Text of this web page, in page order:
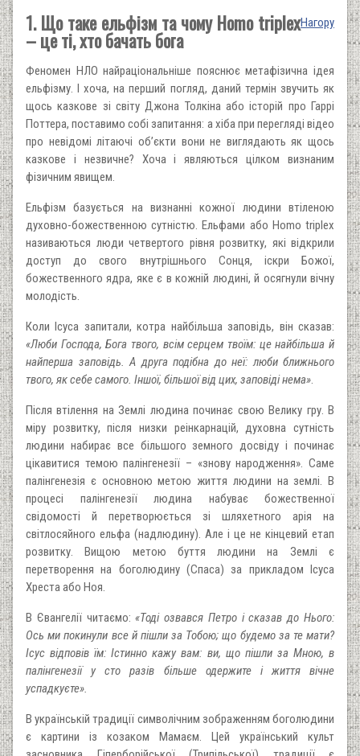
Нагору
1. Що таке ельфізм та чому Homo triplex
– це ті, хто бачать бога
Феномен НЛО найраціональніше пояснює метафізична ідея
ельфізму. І хоча, на перший погляд, даний термін звучить як
щось казкове зі світу Джона Толкіна або історій про Гаррі
Поттера, поставимо собі запитання: а хіба при перегляді відео
про невідомі літаючі об’єкти вони не виглядають як щось
казкове і незвичне? Хоча і являються цілком визнаним
фізичним явищем.
Ельфізм базується на визнанні кожної людини втіленою
духовно-божественною сутністю. Ельфами або Homo triplex
називаються люди четвертого рівня розвитку, які відкрили
доступ до свого внутрішнього Сонця, іскри Божої,
божественного ядра, яке є в кожній людині, й осягнули вічну
молодість.
Коли Ісуса запитали, котра найбільша заповідь, він сказав:
«Люби Господа, Бога твого, всім серцем твоїм: це найбільша й
найперша заповідь. А друга подібна до неї: люби ближнього
твого, як себе самого. Іншої, більшої від цих, заповіді нема».
Після втілення на Землі людина починає свою Велику гру. В
міру розвитку, після низки реінкарнацій, духовна сутність
людини набирає все більшого земного досвіду і починає
цікавитися темою палінгенезії – «знову народження». Саме
палінгенезія є основною метою життя людини на землі. В
процесі палінгенезії людина набуває божественної
свідомості й перетворюється зі шляхетного арія на
світлосяйного ельфа (надлюдину). Але і це не кінцевий етап
розвитку. Вищою метою буття людини на Землі є
перетворення на боголюдину (Спаса) за прикладом Ісуса
Хреста або Ноя.
В Євангелії читаємо:«Тоді озвався Петро і сказав до Нього:
Ось ми покинули все й пішли за Тобою; що будемо за те мати?
Ісус відповів їм: Істинно кажу вам: ви, що пішли за Мною, в
палінгенезії у сто разів більше одержите і життя вічне
успадкуєте».
В українській традиції символічним зображенням боголюдини
є картини із козаком Мамаєм. Цей український культ